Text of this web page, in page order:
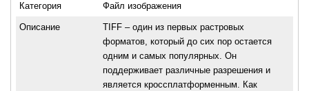
Категория Файл изображения
Описание
TIFF – один из первых растровых
форматов, который до сих пор остается
одним и самых популярных. Он
поддерживает различные разрешения и
является кроссплатформенным. Как